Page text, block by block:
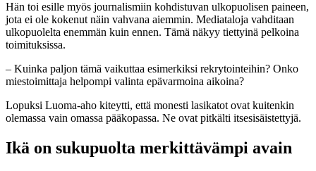
Hän toi esille myös journalismiin kohdistuvan ulkopuolisen paineen,
jota ei ole kokenut näin vahvana aiemmin. Mediataloja vahditaan
ulkopuolelta enemmän kuin ennen. Tämä näkyy tiettyinä pelkoina
toimituksissa.
– Kuinka paljon tämä vaikuttaa esimerkiksi rekrytointeihin? Onko
miestoimittaja helpompi valinta epävarmoina aikoina?
Lopuksi Luoma-aho kiteytti, että monesti lasikatot ovat kuitenkin
olemassa vain omassa pääkopassa. Ne ovat pitkälti itsesisäistettyjä.
Ikä on sukupuolta merkittävämpi avain